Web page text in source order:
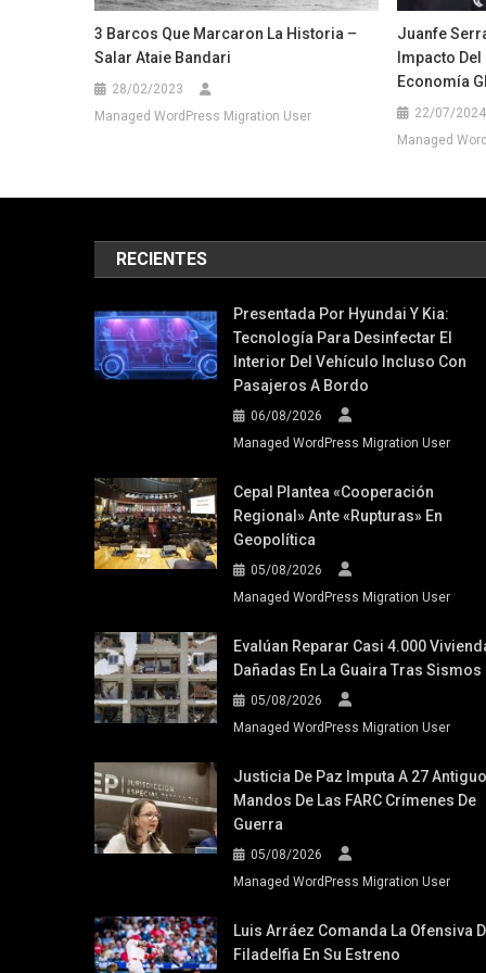
3 Barcos Que Marcaron La Historia –
Salar Ataie Bandari
28/02/2023
Managed WordPress Migration User
Juanfe
Impacto
Economía
22/07/2024
Managed
RECIENTES
Presentada Por Hyundai Y Kia:
Tecnología Para Desinfectar El
Interior Del Vehículo Incluso Con
Pasajeros A Bordo
06/08/2026
Managed WordPress Migration User
Cepal Plantea «cooperación
Regional» Ante «rupturas» En
Geopolítica
05/08/2026
Managed WordPress Migration User
Evalúan Reparar Casi 4.000
Dañadas En La Guaira Tras Sismos
05/08/2026
Managed WordPress Migration User
Justicia De Paz Imputa A 27
Mandos De Las FARC Crímenes De
Guerra
05/08/2026
Managed WordPress Migration User
Luis Arráez Comanda La Ofensiva
Filadelfia En Su Estreno